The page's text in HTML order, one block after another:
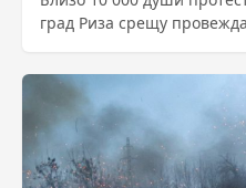
град Риза срещу